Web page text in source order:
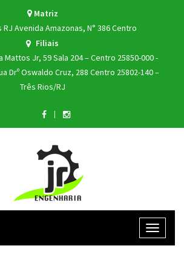
Matriz
RJ Avenida Amazonas, N° 386Centro
Filiais
Mattos Jr, 59 Sala 204 – Centro 25850-000 -
Drº Oswaldo Cruz, 288 Centro 25802-140 –
Três Rios/RJ